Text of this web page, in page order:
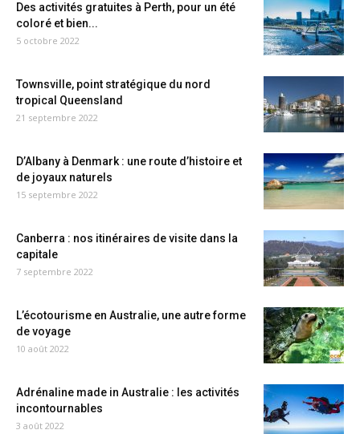
Des activités gratuites à Perth, pour un été
coloré et bien...
5 octobre 2022
Townsville, point stratégique du nord
tropical Queensland
21 septembre 2022
D’Albany à Denmark : une route d’histoire et
de joyaux naturels
15 septembre 2022
Canberra : nos itinéraires de visite dans la
capitale
7 septembre 2022
L’écotourisme en Australie, une autre forme
de voyage
10 août 2022
Adrénaline made in Australie : les activités
incontournables
3 août 2022